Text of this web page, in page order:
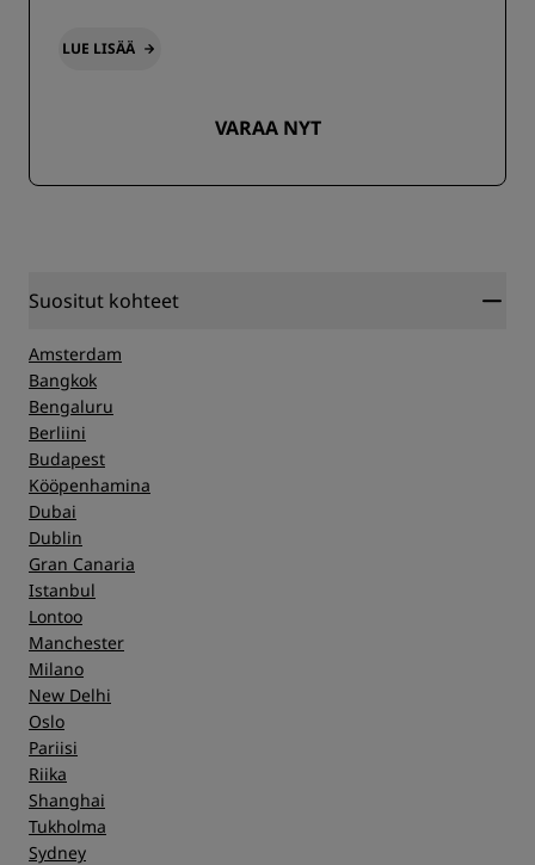
LUE LISÄÄ
VARAA NYT
Suositut kohteet
Amsterdam
Bangkok
Bengaluru
Berliini
Budapest
Kööpenhamina
Dubai
Dublin
Gran Canaria
Istanbul
Lontoo
Manchester
Milano
New Delhi
Oslo
Pariisi
Riika
Shanghai
Tukholma
Sydney